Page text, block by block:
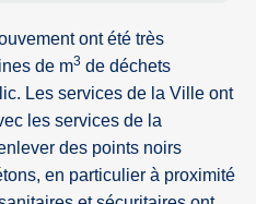
ont été très
de m3 de déchets
Les services de la Ville ont
les services de la
des points noirs
en particulier à proximité